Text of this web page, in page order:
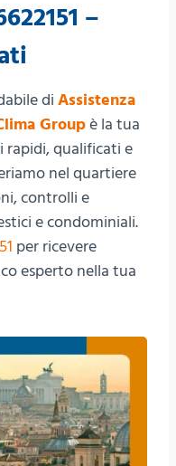
–
di Assistenza
Groupè la tua
rapidi, qualificati e
nel quartiere
controlli e
e condominiali.
per ricevere
esperto nella tua